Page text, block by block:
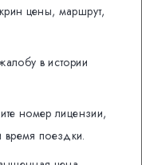
цены, маршрут,
в истории
номер лицензии,
поездки.